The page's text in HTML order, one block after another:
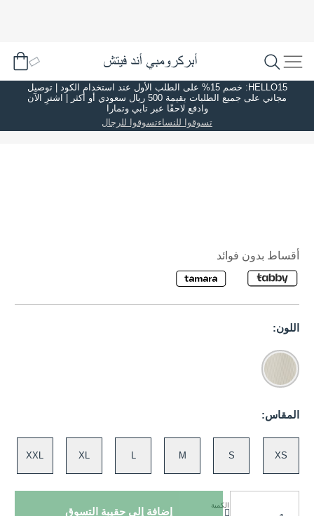
HELLO15: خصم 15% على الطلب الأول عند استخدام الكود | توصيل
مجاني على جميع الطلبات بقيمة 500 ريال سعودي أو أكثر | اشترِ الآن
وادفع لاحقًا عبر تابي وتمارا
تسوقوا للنساءتسوقوا للرجال
أقساط بدون فوائد
اللون:
المقاس:
XS
S
M
L
XL
XXL
الكمية
إضافة إلى حقيبة التسوق